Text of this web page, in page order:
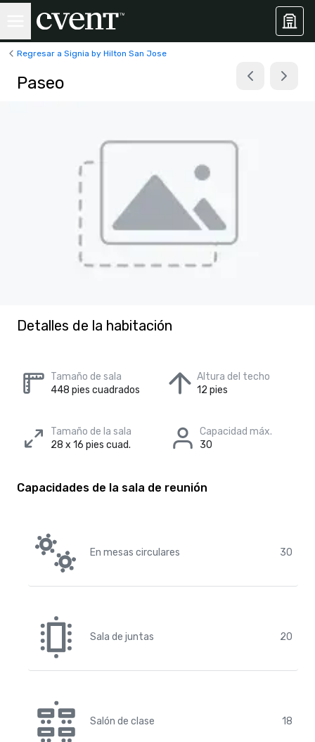
Regresar a Signia by Hilton San Jose
Paseo
Detalles de la habitación
Tamaño de sala
448 pies cuadrados
Altura del techo
12 pies
Tamaño de la sala
28 x 16 pies cuad.
Capacidad máx.
30
Capacidades de la sala de reunión
En mesas circulares 30
Sala de juntas 20
Salón de clase 18